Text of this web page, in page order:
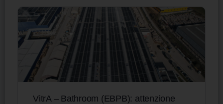
VitrA – Bathroom (EBPB): attenzione